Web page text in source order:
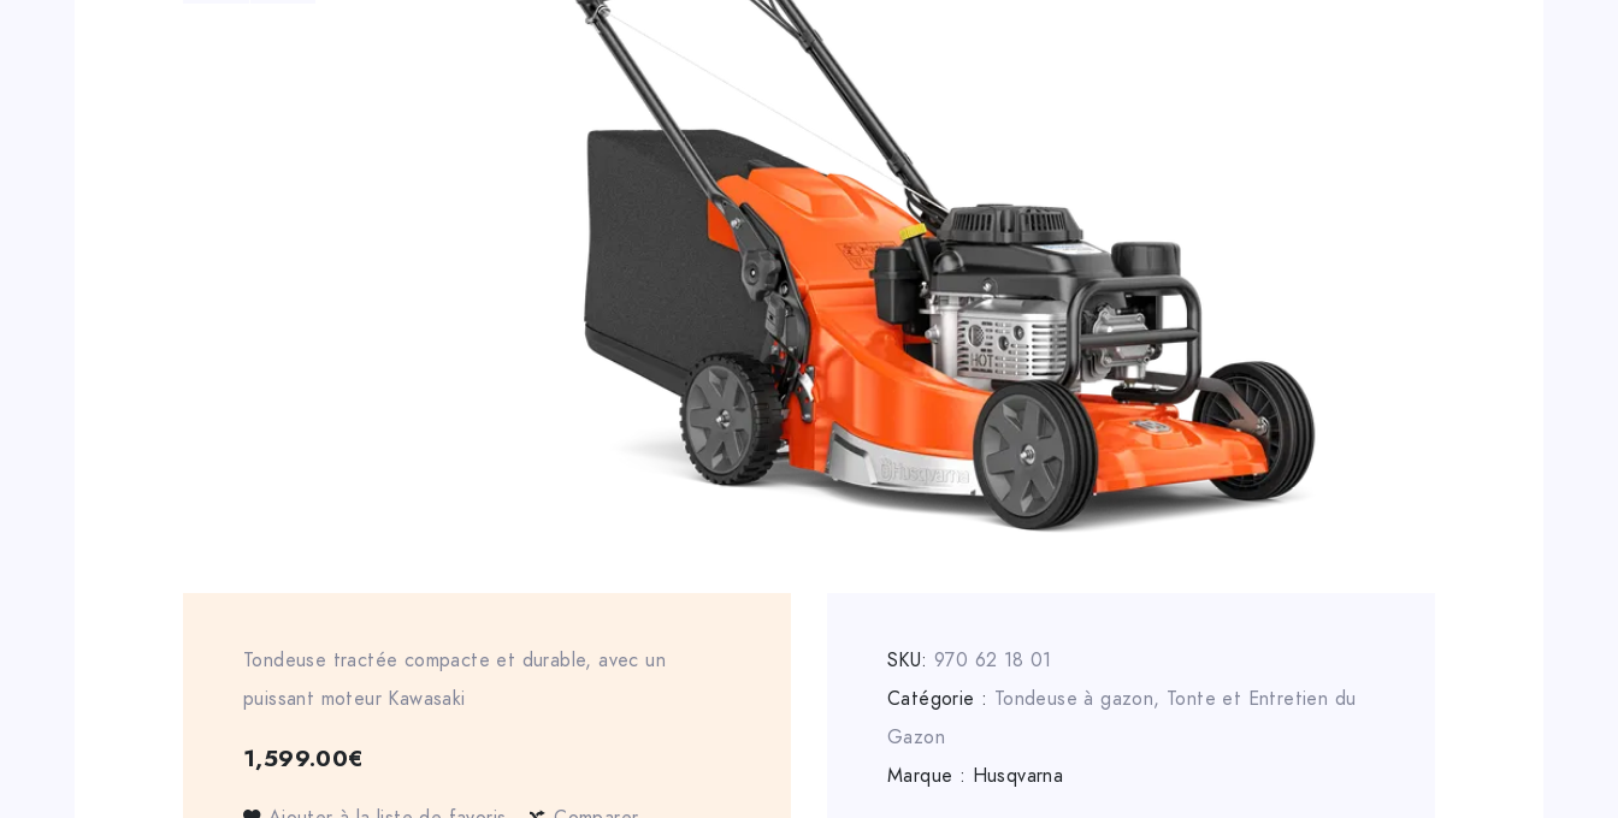
Tondeuse tractée compacte et durable, avec un
puissant moteur Kawasaki
1,599.00€
SKU: 970 62 18 01
Catégorie : Tondeuse à gazon, Tonte et Entretien du
Gazon
Marque : Husqvarna